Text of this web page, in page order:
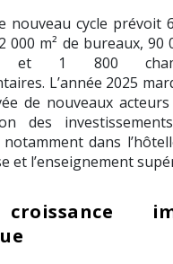
nouveau cycle prévoit
000 m² de bureaux, 90
et 1 800
L’année 2025
de nouveaux
des
dans
et l’enseignement